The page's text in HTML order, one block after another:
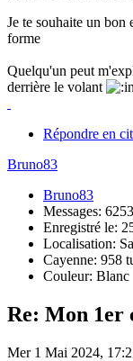
Je te souhaite un bon
forme
Quelqu'un peut
derrière le volant
Répondre en
Bruno83
Bruno83
Messages: 6253
Enregistré le:
Localisation:
Cayenne: 958
Couleur: Blanc
Re: Mon 1er
Mer 1 Mai 2024,